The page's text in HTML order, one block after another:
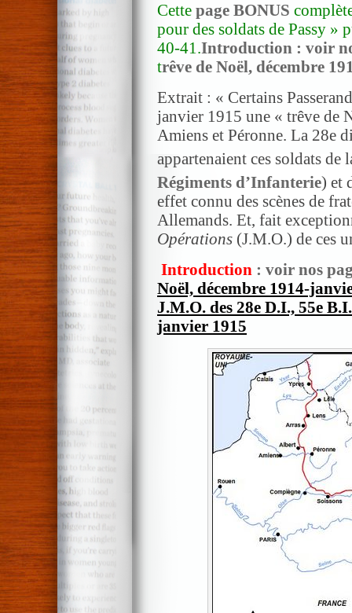
Cette page BONUS
pour des soldats de Passy »
40-41.Introduction : voir
trêve de Noël, décembre
Extrait : « Certains
janvier 1915 une « trêve de
Amiens et Péronne. La 28e
appartenaient ces soldats de
Régiments d’Infanterie) et
effet connu des scènes de
Allemands. Et, fait
Opérations (J.M.O.) de ces
Introduction : voir nos
Noël, décembre 1914-
J.M.O. des 28e D.I., 55e
janvier 1915